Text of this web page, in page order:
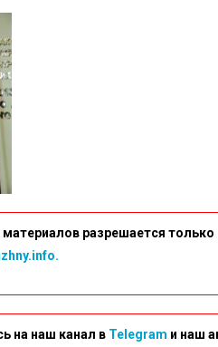
материалов разрешается
на наш канал в Telegram и наш